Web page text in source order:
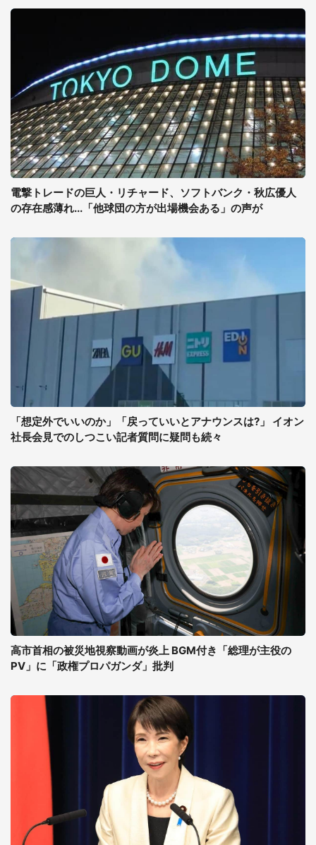
電撃トレードの巨人・リチャード、ソフトバンク・秋広優人
の存在感薄れ...「他球団の方が出場機会ある」の声が
「想定外でいいのか」「戻っていいとアナウンスは?」 イオン
社長会見でのしつこい記者質問に疑問も続々
高市首相の被災地視察動画が炎上 BGM付き「総理が主役の
PV」に「政権プロパガンダ」批判